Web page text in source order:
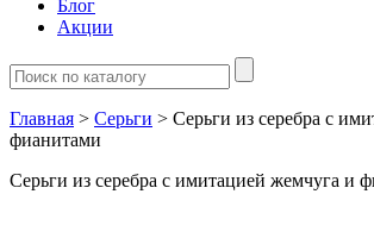
Блог
Акции
Главная > Серьги > Серьги из серебра с
фианитами
Серьги из серебра с имитацией жемчуга и